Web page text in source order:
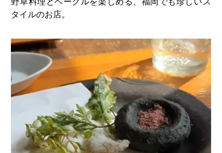
タイルのお店。